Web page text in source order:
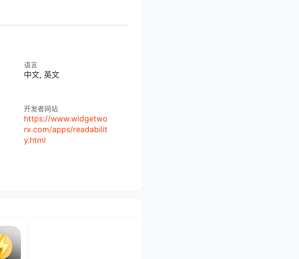
语言
中文, 英文
开发者网站
https://www.widgetwo
rx.com/apps/readabilit
y.html